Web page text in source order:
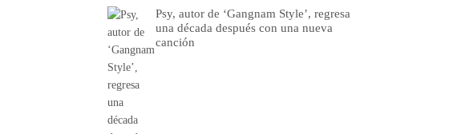
Psy, autor de ‘Gangnam Style’, regresa
una década después con una nueva
canción